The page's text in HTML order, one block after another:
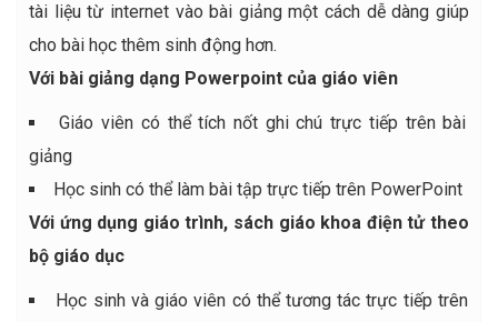
tài liệu từ internet vào bài giảng một cách dễ dàng giúp
cho bài học thêm sinh động hơn.
Với bài giảng dạng Powerpoint của giáo viên
Giáo viên có thể tích nốt ghi chú trực tiếp trên bài
giảng
Học sinh có thể làm bài tập trực tiếp trên PowerPoint
Với ứng dụng giáo trình, sách giáo khoa điện tử theo
bộ giáo dục
Học sinh và giáo viên có thể tương tác trực tiếp trên